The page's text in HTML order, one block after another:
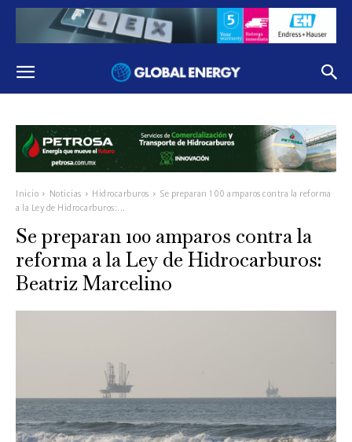
Inicio Noticias Hidrocarburos
Se preparan 100 amparos contra la reforma
a la Ley de Hidrocarburos:...
Se preparan 100 amparos contra la
reforma a la Ley de Hidrocarburos:
Beatriz Marcelino